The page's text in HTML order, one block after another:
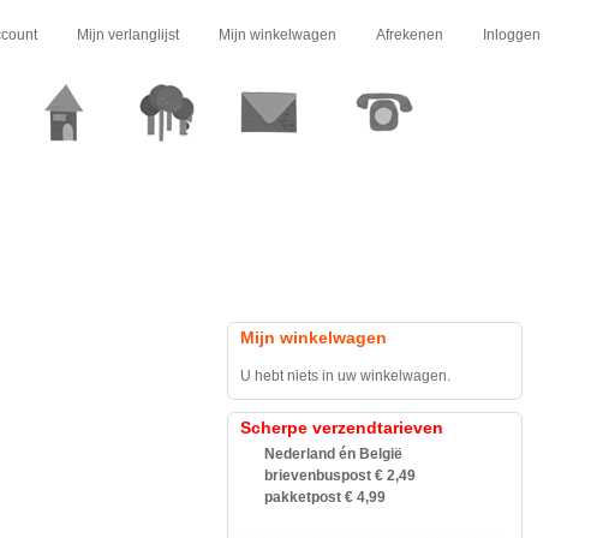
Mijn verlanglijst Mijn winkelwagen Afrekenen Inloggen
Mijn winkelwagen
U hebt niets in uw winkelwagen.
Scherpe verzendtarieven
Nederland én België
brievenbuspost € 2,49
pakketpost € 4,99